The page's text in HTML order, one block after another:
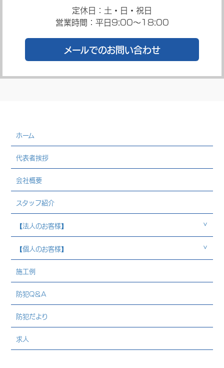
定休日：土・日・祝日
営業時間：平日9:00～18:00
メールでのお問い合わせ
ホーム
代表者挨拶
会社概要
スタッフ紹介
【法人のお客様】
【個人のお客様】
施工例
防犯Q＆A
防犯だより
求人